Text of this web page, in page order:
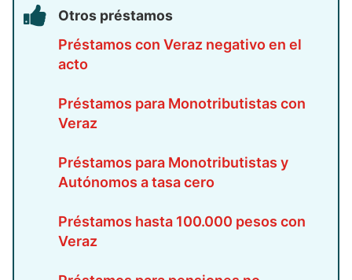
Otros préstamos
Préstamos con Veraz negativo en el
acto
Préstamos para Monotributistas con
Veraz
Préstamos para Monotributistas y
Autónomos a tasa cero
Préstamos hasta 100.000 pesos con
Veraz